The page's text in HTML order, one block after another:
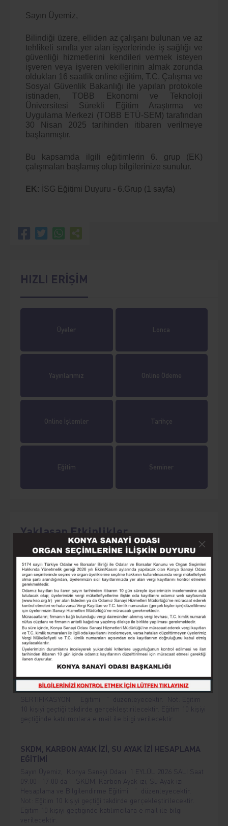
HIZLI ERİŞİM
Üyeler Lonca
Yayınlarımız Online Ödeme
Online İşlemler Tarihçe
Eğitim Seminer
Yaklaşan Etkinlikler
AKILLI TARIM MAKİNELERİ VE OTOMASYON
Sayın Üyemiz, Konya Sanayi Odası, 12 Ağustos 2026
Çarşamba, saat 09.00-17.00’da “Akıllı Tarım Makineleri ve
Otomasyon” eğitimi düzenleyecektir. Eğitim herkes için
ücretsizdir.
GIDA ÜRETİMİNDE: KALİTE, STANDART VE
SERTİFİKASYON
Sayın Üyemiz, Konya Sanayi Odası, 26 AĞUSTOS 2026
ÇARŞAMBA Saat 09:00- 17:00 da " GIDA ÜRETİMİNDE;
KALİTE, STANDART VE
SERTİFİKASYON Eğitimi " düzenleyecektir. Not: Eğitim
10 kişiyi geçtiği takdirde gerçekleştirilecektir. Eğitim 10 kişiyi
geçtiğinde katılımcılara e mail ile bilgi verilecektir.
SKDM, KARBON AYAK İZİ, SU AYAK İZİ HESAPLAMA
EĞİTİMİ
Sayın Üyemiz, Konya Sanayi Odası, 1 EYLÜL 2026 SALI Saat
09:00- 17:00 da " SKDM, Karbon Ayak izi, Su Ayak izi
Hesaplama ve Bilgilendirme Eğitimi " düzenleyecektir.
Not: Eğitim 10 kişiyi geçtiği takdirde gerçekleştirilecektir.
Eğitim 10 kişiyi geçtiğinde katılımcılara e mail ile bilgi
verilecektir.
Sayın Üyemiz,
Bilindiği üzere, elliden az çalışanı bulunan ve az
tehlikeli sınıfta yer alan işyerlerinde iş sağlığı ve
güvenliği hizmetlerini kendileri vermek isteyen
işveren veya işveren vekillerinin almak zorunda
oldukları 16 saatlik online eğitim, T.C. Çalışma ve
Sosyal Güvenlik Bakanlığı ile yapılan protokole
istinaden, TOBB Ekonomi ve Teknoloji
Üniversitesi Sürekli Eğitim Araştırma ve
Uygulama Merkezi (TOBB ETÜ-SEM) tarafından
30 Nisan 2025 tarihinden itibaren verilmeye
başlanmıştır.
Bu kapsamda ilgili eğitimlerin 6. grup (EK)
çalışmaları başlamış olup bilgilerinize sunulur.
EK: İSG Eğitimi Duyuru - 6.Grup (1 sayfa)